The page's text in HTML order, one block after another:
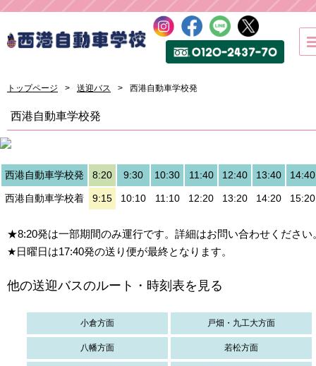
トップページ 送迎バス 西港自動車学校発
西港自動車学校発
西港自動車学校発 8:20 9:30 10:30 11:40 12:40 13:40 14:40
西港自動車学校着 9:15 10:10 11:10 12:20 13:20 14:20 15:20
★8:20発は一部期間のみ運行です。詳細はお問い合わせください
★日曜日は17:40発の送り便が最終となります。
他の送迎バスのルート・時刻表を見る
小倉方面 戸畑・九工大方面
八幡方面 若松方面